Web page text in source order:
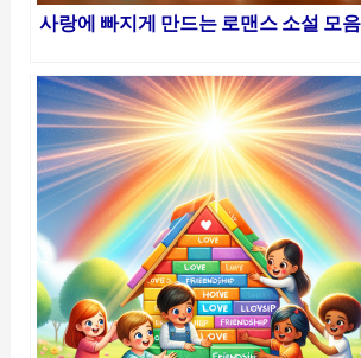
사랑에 빠지게 만드는 로맨스 소설 모음